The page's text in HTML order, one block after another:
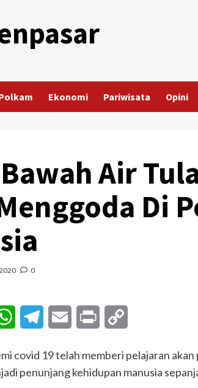
Ekonomi Pariwisata Opini
Air
Di
0
WhatsAppTelegramEmail Print
covid 19 telah memberi pelajaran
penunjang kehidupan manusia